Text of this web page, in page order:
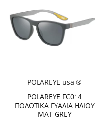
POLAREYE usa ®
POLAREYE FC014
ΠΟΛΩΤΙΚΑ ΓΥΑΛΙΑ ΗΛΙΟΥ
MAT GREY